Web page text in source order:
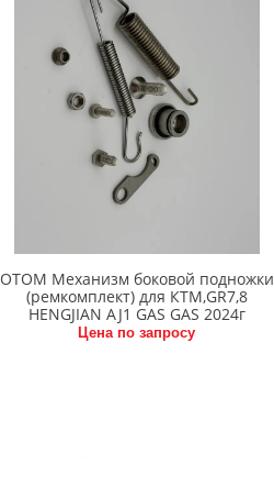
OTOM Механизм боковой подножки
(ремкомплект) для КТМ,GR7,8
HENGJIAN AJ1 GAS GAS 2024г
Цена по запросу